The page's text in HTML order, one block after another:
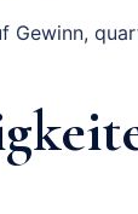
Gewinn,